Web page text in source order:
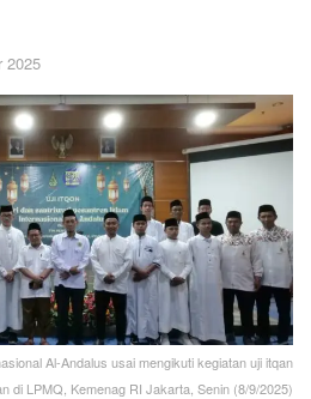
2025
Al-Andalus usai mengikuti kegiatan uji itqan
di LPMQ, Kemenag RI Jakarta, Senin (8/9/2025)